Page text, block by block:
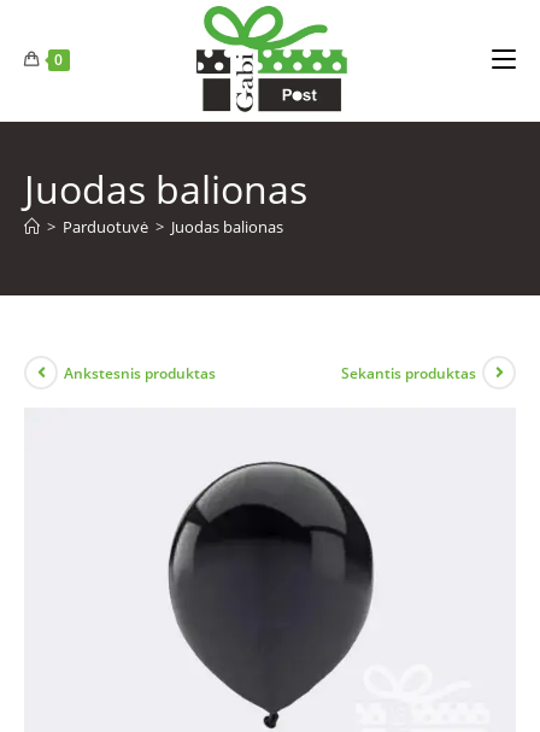
0
Juodas balionas
> Parduotuvė > Juodas balionas
Ankstesnis produktas Sekantis produktas